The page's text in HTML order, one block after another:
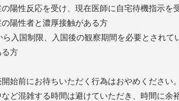
の陽性反応を受け、現在医師に自宅待機指示を
陽性者と濃厚接触がある方
ら入国制限、入国後の観察期間を必要とされて
る方
始前にお待ちいただく行為はおやめください。
ど混雑する時間は避けていただき、時間に余